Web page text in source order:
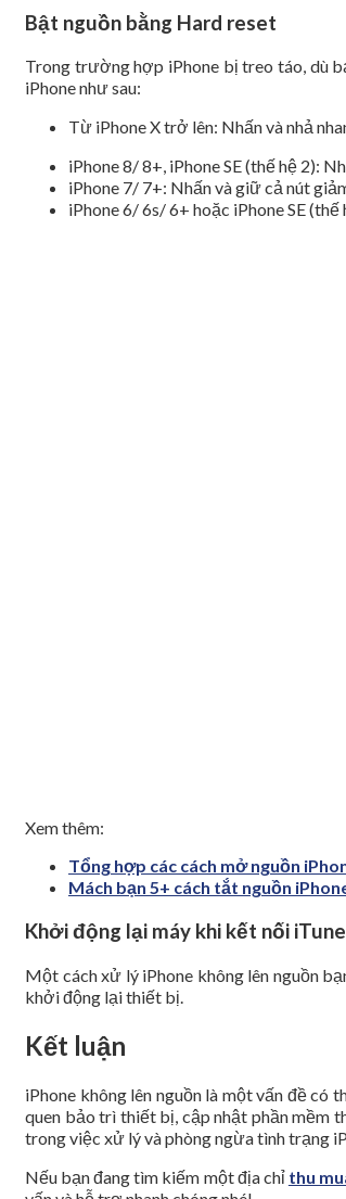
Bật nguồn bằng Hard reset
Trong trường hợp iPhone bị treo táo, dù
iPhone như sau:
Từ iPhone X trở lên: Nhấn và nhả
iPhone 8/ 8+, iPhone SE (thế hệ 2):
iPhone 7/ 7+: Nhấn và giữ cả nút
iPhone 6/ 6s/ 6+ hoặc iPhone SE
Xem thêm:
Tổng hợp các cách mở nguồn
Mách bạn 5+ cách tắt nguồn
Khởi động lại máy khi kết nối
Một cách xử lý iPhone không lên nguồn
khởi động lại thiết bị.
Kết luận
iPhone không lên nguồn là một vấn đề có
quen bảo trì thiết bị, cập nhật phần mềm
trong việc xử lý và phòng ngừa tình trạng
Nếu bạn đang tìm kiếm một địa chỉ thu